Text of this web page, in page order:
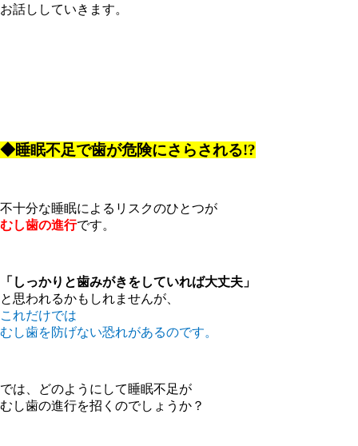
お話ししていきます。
◆睡眠不足で歯が危険にさらされる!?
不十分な睡眠によるリスクのひとつが
むし歯の進行です。
「しっかりと歯みがきをしていれば大丈夫」
と思われるかもしれませんが、
これだけでは
むし歯を防げない恐れがあるのです。
では、どのようにして睡眠不足が
むし歯の進行を招くのでしょうか？